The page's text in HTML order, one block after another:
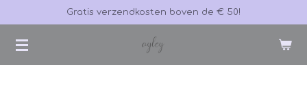
naar
Gratis verzendkosten boven de € 50!